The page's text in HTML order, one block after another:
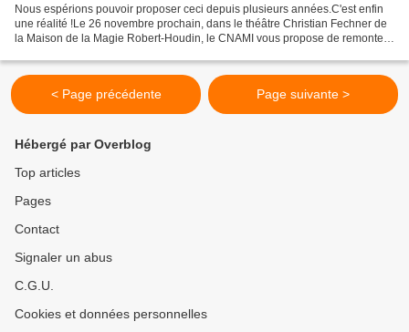
Nous espérions pouvoir proposer ceci depuis plusieurs années.C'est enfin
une réalité !Le 26 novembre prochain, dans le théâtre Christian Fechner de
la Maison de la Magie Robert-Houdin, le CNAMI vous propose de remonter
< Page précédente Page suivante >
Hébergé par Overblog
Top articles
Pages
Contact
Signaler un abus
C.G.U.
Cookies et données personnelles